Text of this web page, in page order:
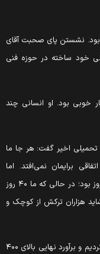
بود. نشستن پای صحبت آقای
خود ساخته در حوزه فنی
خوبی بود. او انسانی چند
اخیر گفت: هر جا ما
برایمان نمی‌افتد. اما
واقعیت این است که آن فیلم فقط مربوط به یک روز بود؛ در حالی که ما ۴۰ روز
هزاران ترکش از کوچک و
وی تاکید کرد: تا الان نزدیک به ۳۰۰ میلیارد هزینه کردیم و برآورد نهایی بالای ۴۰۰